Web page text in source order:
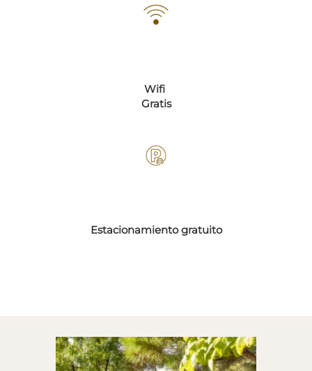
Wifi
Gratis
Estacionamiento gratuito